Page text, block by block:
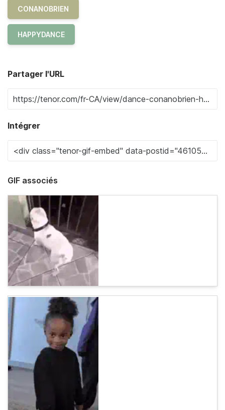
CONANOBRIEN
HAPPYDANCE
Partager l'URL
Intégrer
GIF associés